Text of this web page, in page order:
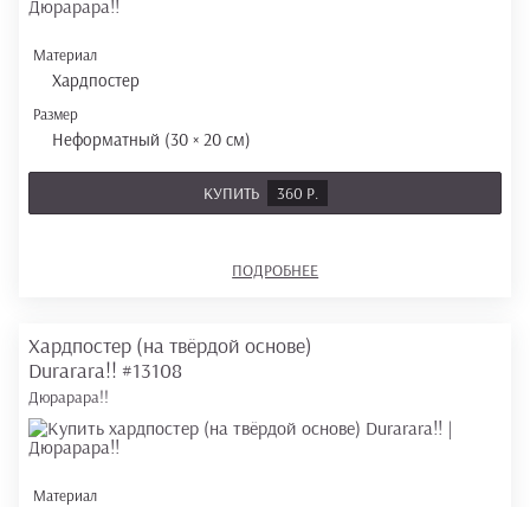
Материал
Хардпостер
Размер
Неформатный (30 × 20 см)
КУПИТЬ 360 Р.
ПОДРОБНЕЕ
Хардпостер (на твёрдой основе)
Durarara!! #13108
Дюрарара!!
Материал